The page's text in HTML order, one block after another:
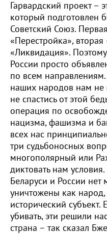
Гарвардский проект –
который подготовлен
Советский Союз.
«Перестройка»,
«Ликвидация».
России просто
по всем
наших народов нам не
не спастись от этой
операция по
нацизма, фашизма и
всех нас
три судьбоносных
многополярный или
диктовать нам
Беларуси и России
уничтожены как народ,
исторический
убивать, эти решили
страна – так сказал